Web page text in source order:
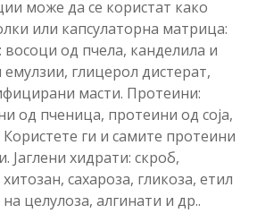
може да се користат како
или капсулаторна матрица:
од пчела, канделила и
глицерол дистерат,
масти. Протеини:
од пченица, протеини од соја,
Користете ги и самите протеини
Јаглени хидрати: скроб,
сахароза, гликоза, етил
целулоза, алгинати и др..